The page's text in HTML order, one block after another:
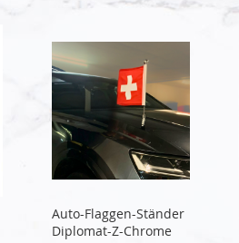
Auto-Flaggen-Ständer
Diplomat-Z-Chrome